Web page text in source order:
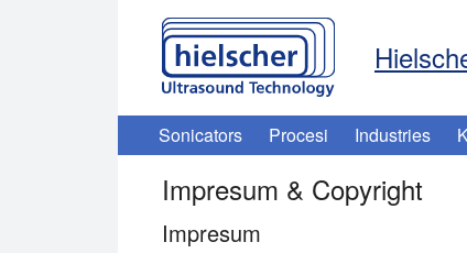
Sonicators Procesi Industries
Impresum & Copyright
Impresum